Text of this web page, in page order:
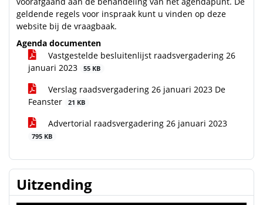
geldende regels voor inspraak kunt u vinden op deze
website bij de vraagbaak.
Agenda documenten
Vastgestelde besluitenlijst raadsvergadering 26
januari 2023
55 KB
Verslag raadsvergadering 26 januari 2023 De
Feanster
21 KB
Advertorial raadsvergadering 26 januari 2023
795 KB
Uitzending